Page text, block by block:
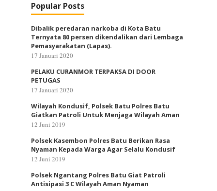
Popular Posts
Dibalik peredaran narkoba di Kota Batu
Ternyata 80 persen dikendalikan dari Lembaga
Pemasyarakatan (Lapas).
17 Januari 2020
PELAKU CURANMOR TERPAKSA DI DOOR
PETUGAS
17 Januari 2020
Wilayah Kondusif, Polsek Batu Polres Batu
Giatkan Patroli Untuk Menjaga Wilayah Aman
12 Juni 2019
Polsek Kasembon Polres Batu Berikan Rasa
Nyaman Kepada Warga Agar Selalu Kondusif
12 Juni 2019
Polsek Ngantang Polres Batu Giat Patroli
Antisipasi 3 C Wilayah Aman Nyaman